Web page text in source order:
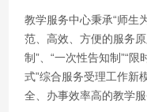
教学服务中心秉承“师生
范、高效、方便的服务
制”、“一次性告知制”“
式”综合服务受理工作新
全、办事效率高的教学服